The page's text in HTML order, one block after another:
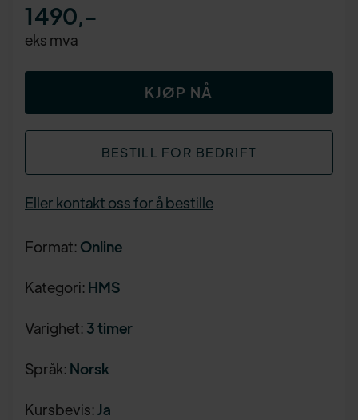
1490,-
eks mva
KJØP NÅ
BESTILL FOR BEDRIFT
Eller kontakt oss for å bestille
Format: Online
Kategori: HMS
Varighet: 3 timer
Språk: Norsk
Kursbevis:Ja